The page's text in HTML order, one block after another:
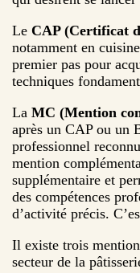
Le CAP (Certificat
notamment en
premier pas pour
techniques
La MC (Mention
après un CAP ou un
professionnel
mention
supplémentaire et
des compétences
d’activité précis.
Il existe trois
secteur de la